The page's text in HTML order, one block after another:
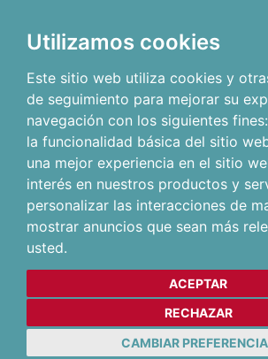
Utilizamos cookies
Este sitio web utiliza cookies y
de seguimiento para mejorar su
navegación con los siguientes fines:
la funcionalidad básica del sitio
una mejor experiencia en el sitio
interés en nuestros productos y
personalizar las interacciones de
mostrar anuncios que sean más
usted.
ACEPTAR
RECHAZAR
CAMBIAR